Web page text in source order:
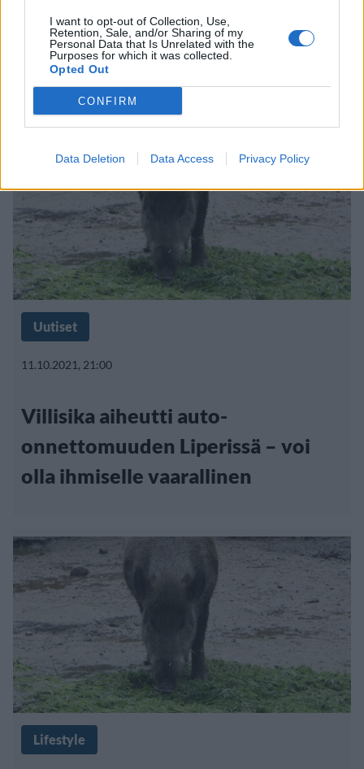
I want to opt-out of Collection, Use,
Retention, Sale, and/or Sharing of my
Personal Data that Is Unrelated with the
Purposes for which it was collected.
Opted Out
CONFIRM
Data Deletion Data Access Privacy Policy
Rajavartija kuvasi hauskan näyn –
iso villisikalauma ylitti rajan
Uutiset
11.10.2021, 21:00
Villisika aiheutti auto-
onnettomuuden Liperissä – voi
olla ihmiselle vaarallinen
Lifestyle